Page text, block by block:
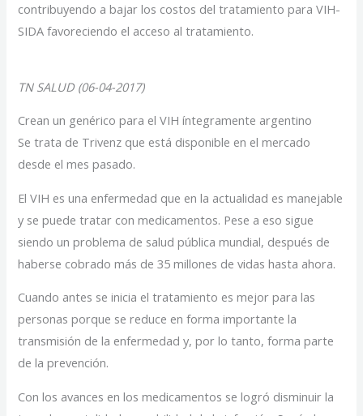
contribuyendo a bajar los costos del tratamiento para VIH-
SIDA favoreciendo el acceso al tratamiento.
TN SALUD (06-04-2017)
Crean un genérico para el VIH íntegramente argentino
Se trata de Trivenz que está disponible en el mercado
desde el mes pasado.
El VIH es una enfermedad que en la actualidad es manejable
y se puede tratar con medicamentos. Pese a eso sigue
siendo un problema de salud pública mundial, después de
haberse cobrado más de 35 millones de vidas hasta ahora.
Cuando antes se inicia el tratamiento es mejor para las
personas porque se reduce en forma importante la
transmisión de la enfermedad y, por lo tanto, forma parte
de la prevención.
Con los avances en los medicamentos se logró disminuir la